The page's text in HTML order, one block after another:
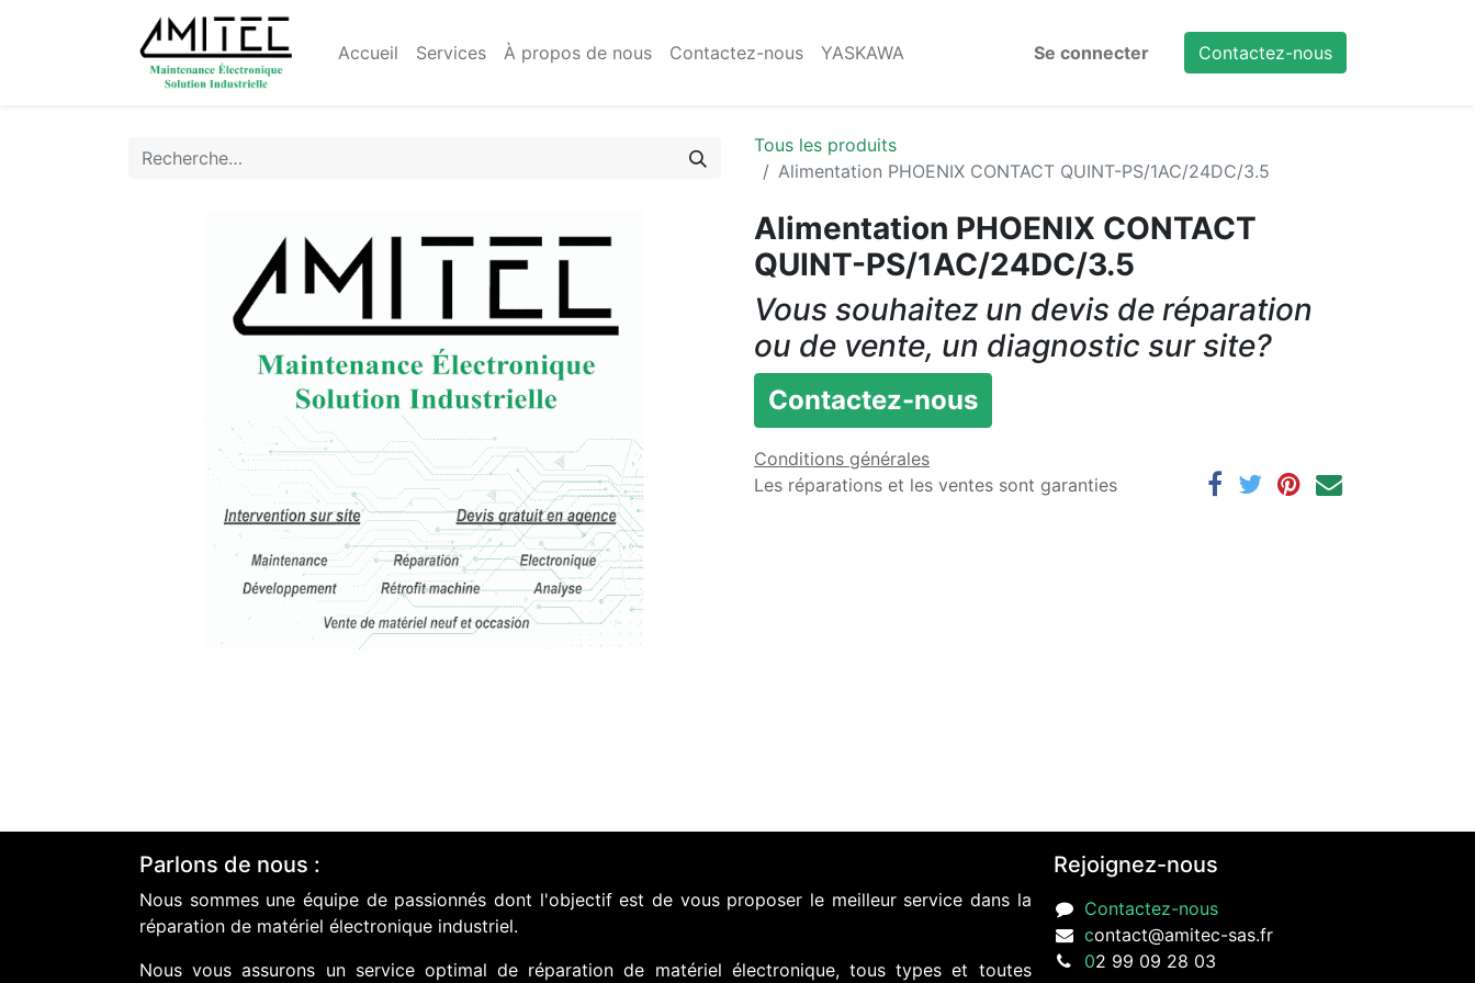
Accueil Services À propos de nous Contactez-nous YASKAWA Se connecter Contactez-nous
Tous les produits
Alimentation PHOENIX CONTACT QUINT-PS/1AC/24DC/3.5
Alimentation PHOENIX CONTACT
QUINT-PS/1AC/24DC/3.5
Vous souhaitez un devis de réparation
ou de vente, un diagnostic sur site?
Contactez-nous
Conditions générales
Les réparations et les ventes sont garanties
Parlons de nous :
Nous sommes une équipe de passionnés dont l'objectif est de vous proposer le meilleur service dans la
réparation de matériel électronique industriel.
Nous vous assurons un service optimal de réparation de matériel électronique, tous types et toutes
Rejoignez-nous
Contactez-nous
contact@amitec-sas.fr
02 99 09 28 03